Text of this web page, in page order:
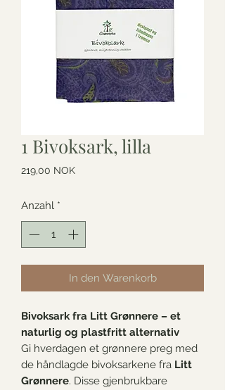
1 Bivoksark, lilla
219,00 NOKPreis
Anzahl *
In den Warenkorb
Bivoksark fra Litt Grønnere – et
naturlig og plastfritt alternativ
Gi hverdagen et grønnere preg med
de håndlagde bivoksarkene fra Litt
Grønnere. Disse gjenbrukbare